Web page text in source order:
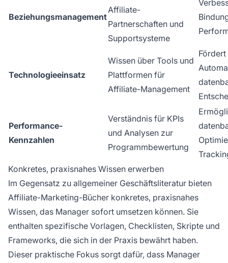
Beziehungsmanagement
Affiliate-
Partnerschaften und
Supportsysteme
Technologieeinsatz
Wissen über Tools und
Plattformen für
Affiliate-Management
Fördert
Performance-
Kennzahlen
Verständnis für KPIs
und Analysen zur
Programmbewertung
Konkretes, praxisnahes Wissen erwerben
Im Gegensatz zu allgemeiner Geschäftsliteratur bieten
Affiliate-Marketing-Bücher konkretes, praxisnahes
Wissen, das Manager sofort umsetzen können. Sie
enthalten spezifische Vorlagen, Checklisten, Skripte und
Frameworks, die sich in der Praxis bewährt haben.
Dieser praktische Fokus sorgt dafür, dass Manager